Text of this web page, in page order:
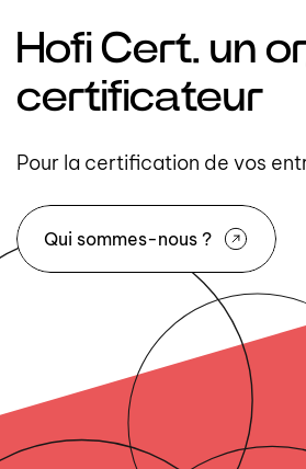
Hofi Cert. un
certificateur
Pour la certification de vos
Qui sommes-nous ?